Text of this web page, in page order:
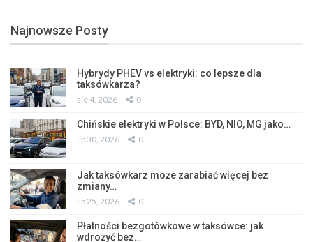
Najnowsze Posty
Hybrydy PHEV vs elektryki: co lepsze dla
taksówkarza?
sie 4, 2026 0
Chińskie elektryki w Polsce: BYD, NIO, MG jako…
lip 30, 2026 0
Jak taksówkarz może zarabiać więcej bez
zmiany…
lip 25, 2026 0
Płatności bezgotówkowe w taksówce: jak
wdrożyć bez…